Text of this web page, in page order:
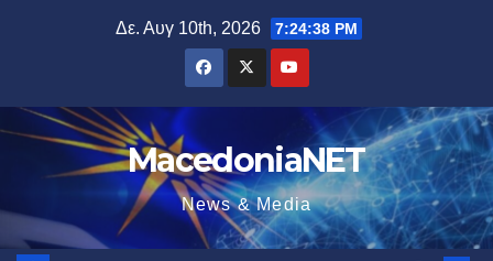
Δε. Αυγ 10th, 2026 7:24:39 PM
MacedoniaNET
News & Media